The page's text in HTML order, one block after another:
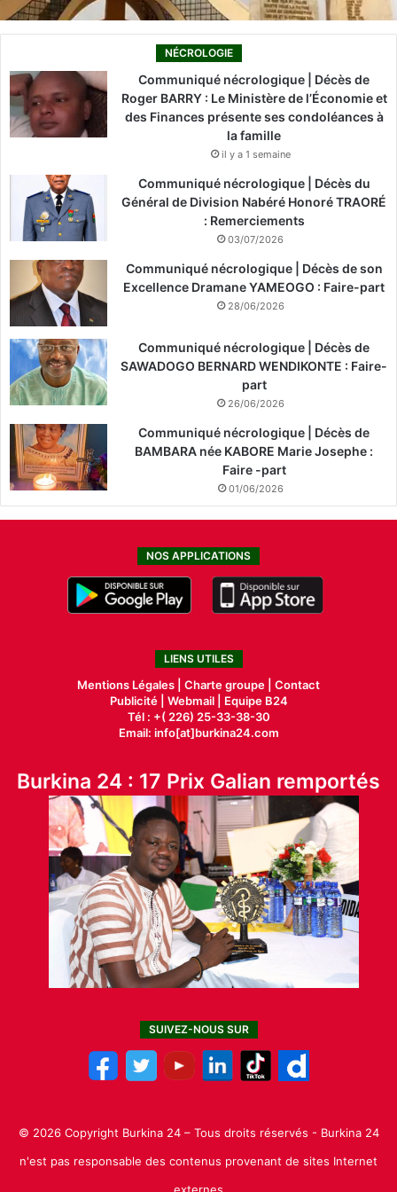
NÉCROLOGIE
Communiqué nécrologique | Décès de
Roger BARRY : Le Ministère de l’Économie et
des Finances présente ses condoléances à
la famille
il y a 1 semaine
Communiqué nécrologique | Décès du
Général de Division Nabéré Honoré TRAORÉ
: Remerciements
03/07/2026
Communiqué nécrologique | Décès de son
Excellence Dramane YAMEOGO : Faire-part
28/06/2026
Communiqué nécrologique | Décès de
SAWADOGO BERNARD WENDIKONTE : Faire-
part
26/06/2026
Communiqué nécrologique | Décès de
BAMBARA née KABORE Marie Josephe :
Faire -part
01/06/2026
NOS APPLICATIONS
LIENS UTILES
Mentions Légales | Charte groupe | Contact
Publicité| Webmail |
Equipe B24
Tél : +( 226) 25-33-38-30
Email: info[at]burkina24.com
Burkina 24 : 17 Prix Galian remportés
SUIVEZ-NOUS SUR
© 2026 Copyright Burkina 24 – Tous droits réservés - Burkina 24
n'est pas responsable des contenus provenant de sites Internet